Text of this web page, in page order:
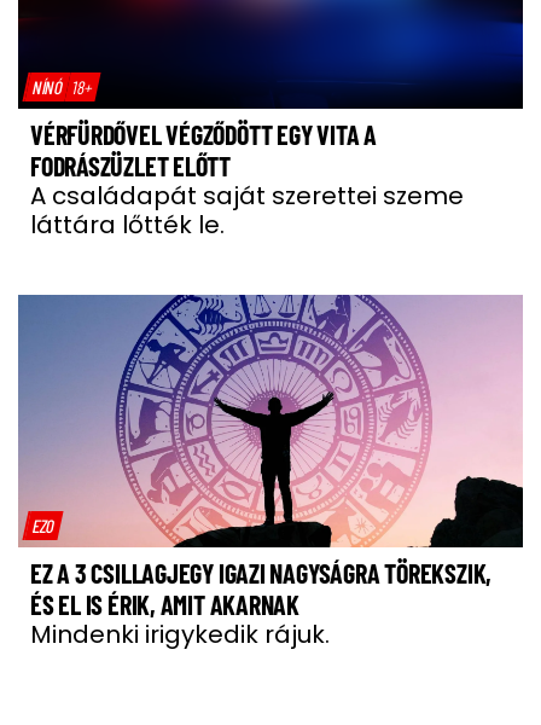
NÍNÓ 18+
VÉRFÜRDŐVEL VÉGZŐDÖTT EGY VITA A
FODRÁSZÜZLET ELŐTT
A családapát saját szerettei szeme
láttára lőtték le.
EZO
EZ A 3 CSILLAGJEGY IGAZI NAGYSÁGRA TÖREKSZIK,
ÉS EL IS ÉRIK, AMIT AKARNAK
Mindenki irigykedik rájuk.